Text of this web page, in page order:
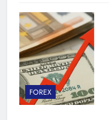
FOREX